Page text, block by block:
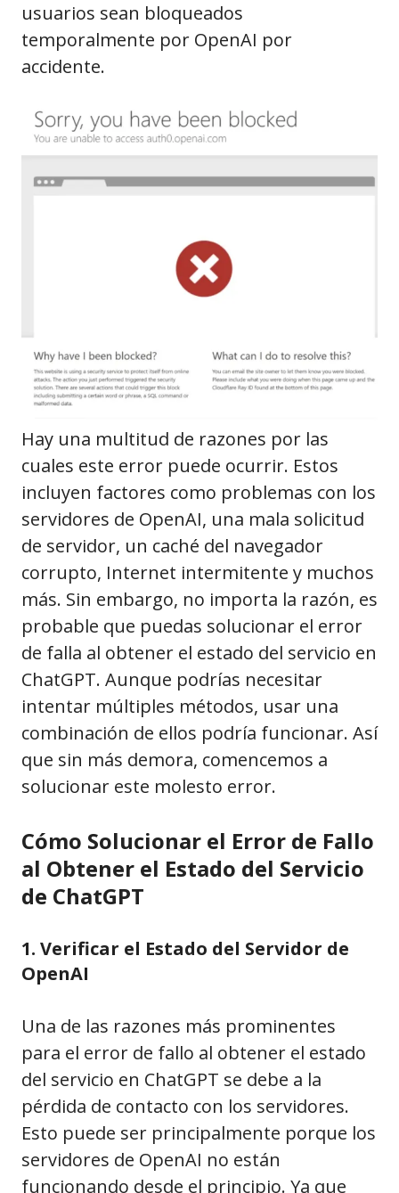
usuarios sean bloqueados
temporalmente por OpenAI por
accidente.
Hay una multitud de razones por las
cuales este error puede ocurrir. Estos
incluyen factores como problemas con los
servidores de OpenAI, una mala solicitud
de servidor, un caché del navegador
corrupto, Internet intermitente y muchos
más. Sin embargo, no importa la razón, es
probable que puedas solucionar el error
de falla al obtener el estado del servicio en
ChatGPT. Aunque podrías necesitar
intentar múltiples métodos, usar una
combinación de ellos podría funcionar. Así
que sin más demora, comencemos a
solucionar este molesto error.
Cómo Solucionar el Error de Fallo
al Obtener el Estado del Servicio
de ChatGPT
1. Verificar el Estado del Servidor de
OpenAI
Una de las razones más prominentes
para el error de fallo al obtener el estado
del servicio en ChatGPT se debe a la
pérdida de contacto con los servidores.
Esto puede ser principalmente porque los
servidores de OpenAI no están
funcionando desde el principio. Ya que